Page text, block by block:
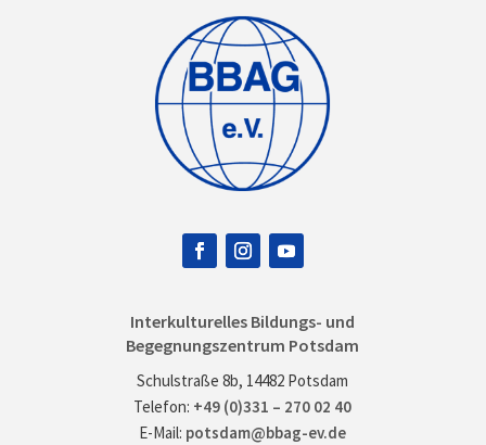
Interkulturelles Bildungs- und
Begegnungszentrum Potsdam
Schulstraße 8b, 14482 Potsdam
Telefon: +49 (0)331 – 270 02 40
E-Mail: potsdam@bbag-ev.de